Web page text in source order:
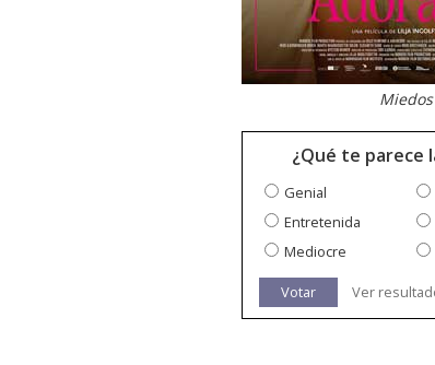
Miedos
¿Qué te parece
Genial
Entretenida
Mediocre
Votar Ver